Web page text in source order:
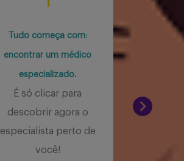
Tudo começa com:
encontrar um médico
especializado.
É só clicar para
descobrir agora o
especialista perto de
você!